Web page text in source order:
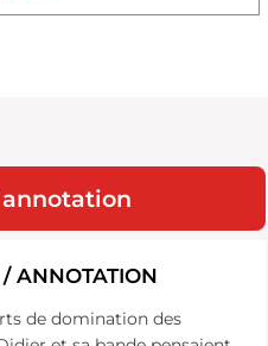
/ ANNOTATION
de domination des